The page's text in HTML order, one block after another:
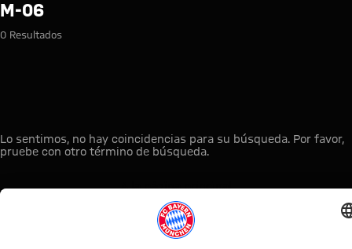
Búsqueda: m-06
M-06
0 Resultados
Lo sentimos, no hay coincidencias para su búsqueda. Por favor,
pruebe con otro término de búsqueda.
A la página principal